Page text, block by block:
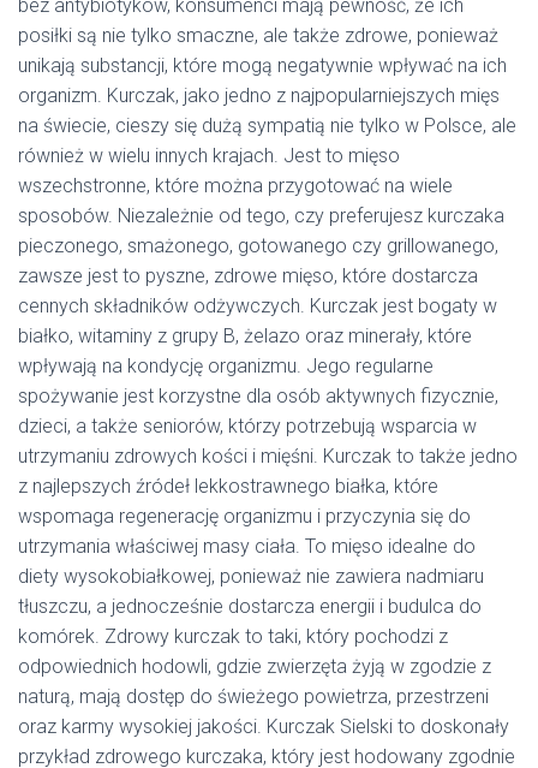
bez antybiotyków, konsumenci mają pewność, że ich
posiłki są nie tylko smaczne, ale także zdrowe, ponieważ
unikają substancji, które mogą negatywnie wpływać na ich
organizm. Kurczak, jako jedno z najpopularniejszych mięs
na świecie, cieszy się dużą sympatią nie tylko w Polsce, ale
również w wielu innych krajach. Jest to mięso
wszechstronne, które można przygotować na wiele
sposobów. Niezależnie od tego, czy preferujesz kurczaka
pieczonego, smażonego, gotowanego czy grillowanego,
zawsze jest to pyszne, zdrowe mięso, które dostarcza
cennych składników odżywczych. Kurczak jest bogaty w
białko, witaminy z grupy B, żelazo oraz minerały, które
wpływają na kondycję organizmu. Jego regularne
spożywanie jest korzystne dla osób aktywnych fizycznie,
dzieci, a także seniorów, którzy potrzebują wsparcia w
utrzymaniu zdrowych kości i mięśni. Kurczak to także jedno
z najlepszych źródeł lekkostrawnego białka, które
wspomaga regenerację organizmu i przyczynia się do
utrzymania właściwej masy ciała. To mięso idealne do
diety wysokobiałkowej, ponieważ nie zawiera nadmiaru
tłuszczu, a jednocześnie dostarcza energii i budulca do
komórek. Zdrowy kurczak to taki, który pochodzi z
odpowiednich hodowli, gdzie zwierzęta żyją w zgodzie z
naturą, mają dostęp do świeżego powietrza, przestrzeni
oraz karmy wysokiej jakości. Kurczak Sielski to doskonały
przykład zdrowego kurczaka, który jest hodowany zgodnie